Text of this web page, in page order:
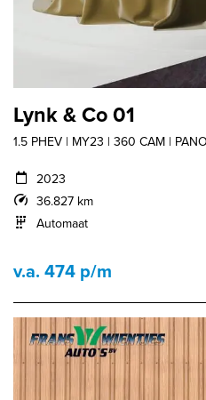
Lynk & Co 01
1.5 PHEV | MY23 | 360 CAM |
2023
36.827 km
Automaat
v.a. 474 p/m